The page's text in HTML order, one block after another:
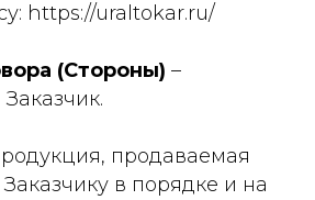
https://uraltokar.ru/
(Стороны) –
продаваемая
в порядке и на